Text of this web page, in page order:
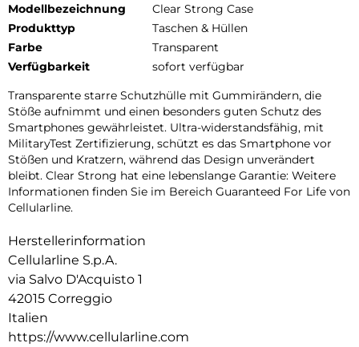
Modellbezeichnung
Clear Strong Case
Produkttyp
Taschen & Hüllen
Farbe
Transparent
Verfügbarkeit
sofort verfügbar
Transparente starre Schutzhülle mit Gummirändern, die
Stöße aufnimmt und einen besonders guten Schutz des
Smartphones gewährleistet. Ultra-widerstandsfähig, mit
MilitaryTest Zertifizierung, schützt es das Smartphone vor
Stößen und Kratzern, während das Design unverändert
bleibt. Clear Strong hat eine lebenslange Garantie: Weitere
Informationen finden Sie im Bereich Guaranteed For Life von
Cellularline.
Herstellerinformation
Cellularline S.p.A.
via Salvo D'Acquisto 1
42015 Correggio
Italien
https://www.cellularline.com